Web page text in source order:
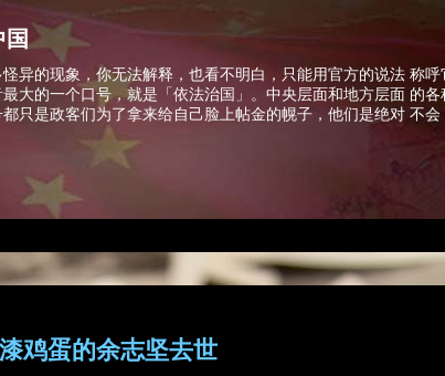
异的现象，你无法解释，也看不明白，只能用官方的说法 称
大的一个口号，就是「依法治国」。中央层面和地方层面 的
只是政客们为了拿来给自己脸上帖金的幌子，他们是绝对 不会
鸡蛋的余志坚去世